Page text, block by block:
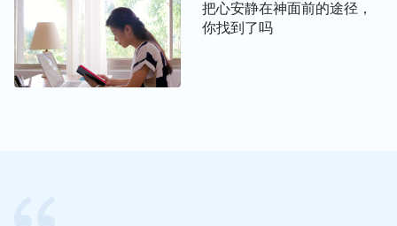
把心安静在神面前的途径，
你找到了吗